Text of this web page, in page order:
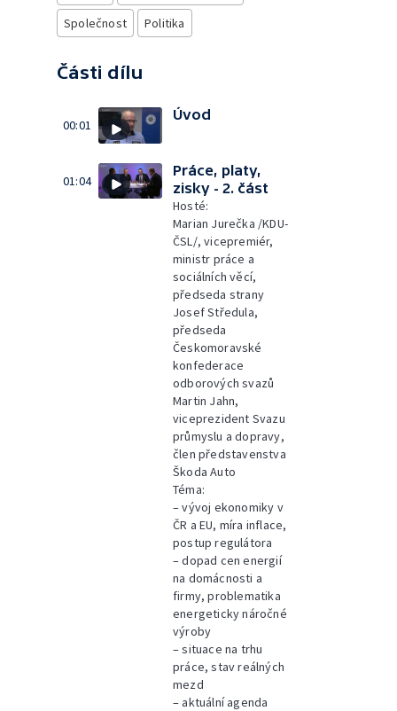
Společnost
Politika
Části dílu
00:01
Úvod
01:04
Práce, platy,
zisky - 2. část
Hosté:
Marian Jurečka /KDU-
ČSL/, vicepremiér,
ministr práce a
sociálních věcí,
předseda strany
Josef Středula,
předseda
Českomoravské
konfederace
odborových svazů
Martin Jahn,
viceprezident Svazu
průmyslu a dopravy,
člen představenstva
Škoda Auto
Téma:
– vývoj ekonomiky v
ČR a EU, míra inflace,
postup regulátora
– dopad cen energií
na domácnosti a
firmy, problematika
energeticky náročné
výroby
– situace na trhu
práce, stav reálných
mezd
– aktuální agenda